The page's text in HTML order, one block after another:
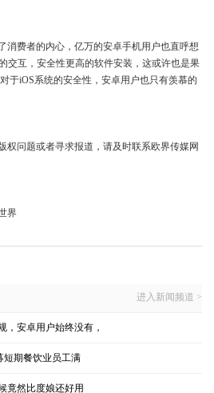
消费者的内心，亿万的安卓手机用户也直呼想
交互，安全性更高的软件安装，这或许也是果
于iOS系统的安全性，安卓用户也只有羡慕的
权问题或者寻求报道，请及时联系欧界传媒网
界
进入新闻频道 >
，安卓用户始终没有，
短期餐饮业员工满
竟然比度娘还好用